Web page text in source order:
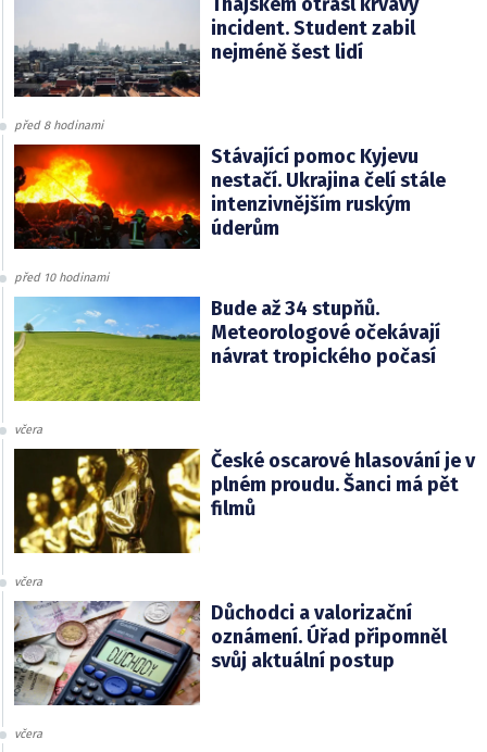
incident. Student zabil
nejméně šest lidí
před 8 hodinami
Stávající pomoc Kyjevu
nestačí. Ukrajina čelí stále
intenzivnějším ruským
úderům
před 10 hodinami
Bude až 34 stupňů.
Meteorologové očekávají
návrat tropického počasí
včera
České oscarové hlasování je v
plném proudu. Šanci má pět
filmů
včera
Důchodci a valorizační
oznámení. Úřad připomněl
svůj aktuální postup
včera